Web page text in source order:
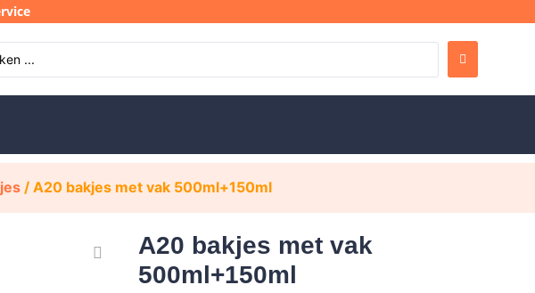
/ A20 bakjes met vak 500ml+150ml
A20 bakjes met vak
500ml+150ml